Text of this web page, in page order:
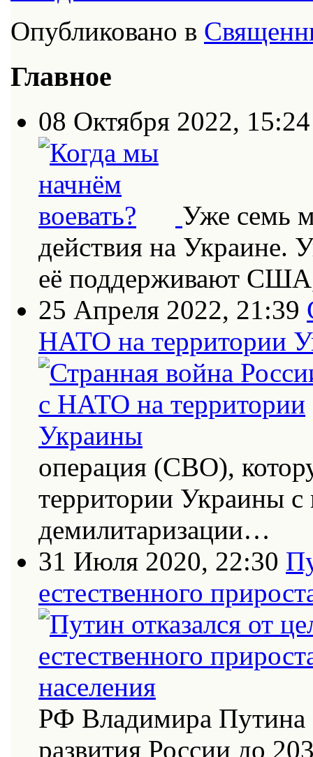
Опубликовано в
Главное
08 Октября 2022, 15:24
Уже семь
действия на Украине.
её поддерживают
25 Апреля 2022, 21:39
НАТО на территории
операция (СВО),
территории Украины
демилитаризации…
31 Июля 2020, 22:30
естественного
РФ Владимира Путина
развития России до